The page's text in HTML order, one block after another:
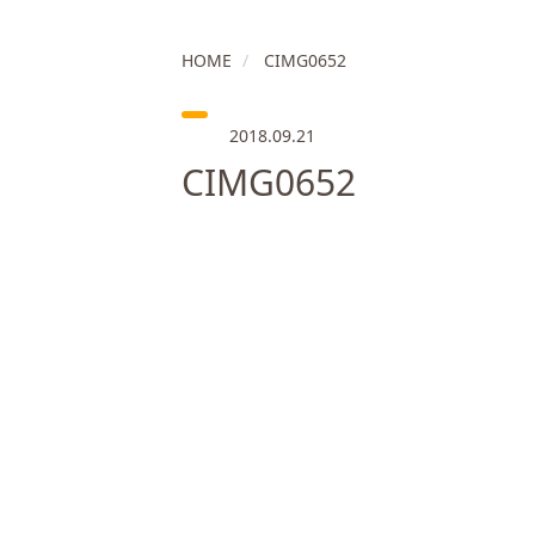
HOME CIMG0652
2018.09.21
CIMG0652